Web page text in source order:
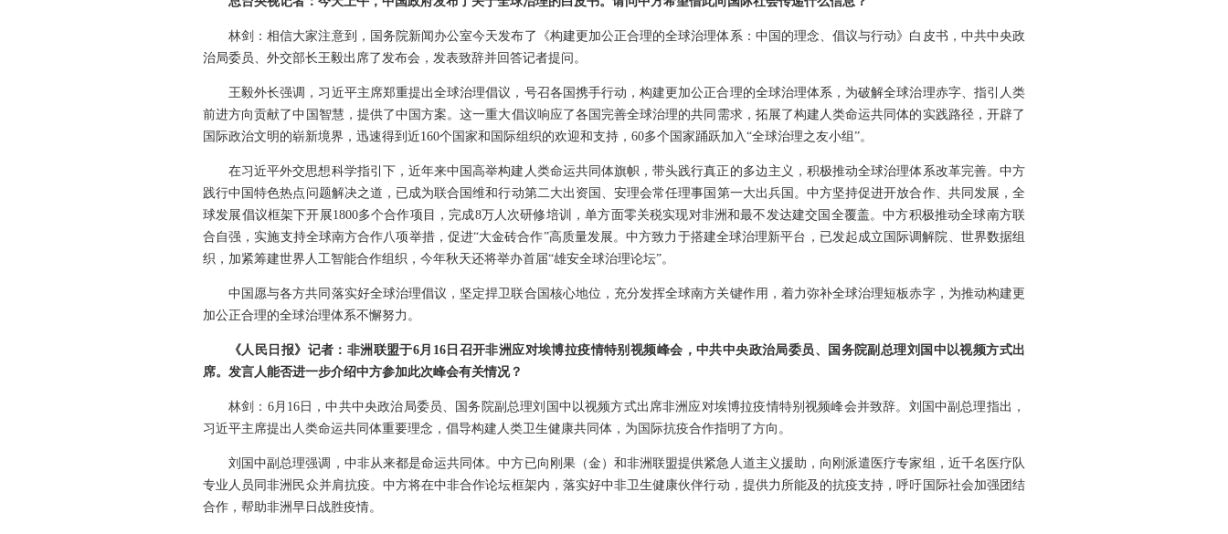
林剑：相信大家注意到，国务院新闻办公室今天发布了《构建更加公正合理的全球治理体系：中国的理念、倡议与行动》白皮书，中共中央政
治局委员、外交部长王毅出席了发布会，发表致辞并回答记者提问。
王毅外长强调，习近平主席郑重提出全球治理倡议，号召各国携手行动，构建更加公正合理的全球治理体系，为破解全球治理赤字、指引人类
前进方向贡献了中国智慧，提供了中国方案。这一重大倡议响应了各国完善全球治理的共同需求，拓展了构建人类命运共同体的实践路径，开辟了
国际政治文明的崭新境界，迅速得到近160个国家和国际组织的欢迎和支持，60多个国家踊跃加入“全球治理之友小组”。
在习近平外交思想科学指引下，近年来中国高举构建人类命运共同体旗帜，带头践行真正的多边主义，积极推动全球治理体系改革完善。中方
践行中国特色热点问题解决之道，已成为联合国维和行动第二大出资国、安理会常任理事国第一大出兵国。中方坚持促进开放合作、共同发展，全
球发展倡议框架下开展1800多个合作项目，完成8万人次研修培训，单方面零关税实现对非洲和最不发达建交国全覆盖。中方积极推动全球南方联
合自强，实施支持全球南方合作八项举措，促进“大金砖合作”高质量发展。中方致力于搭建全球治理新平台，已发起成立国际调解院、世界数据组
织，加紧筹建世界人工智能合作组织，今年秋天还将举办首届“雄安全球治理论坛”。
中国愿与各方共同落实好全球治理倡议，坚定捍卫联合国核心地位，充分发挥全球南方关键作用，着力弥补全球治理短板赤字，为推动构建更
加公正合理的全球治理体系不懈努力。
《人民日报》记者：非洲联盟于6月16日召开非洲应对埃博拉疫情特别视频峰会，中共中央政治局委员、国务院副总理刘国中以视频方式出
席。发言人能否进一步介绍中方参加此次峰会有关情况？
林剑：6月16日，中共中央政治局委员、国务院副总理刘国中以视频方式出席非洲应对埃博拉疫情特别视频峰会并致辞。刘国中副总理指出，
习近平主席提出人类命运共同体重要理念，倡导构建人类卫生健康共同体，为国际抗疫合作指明了方向。
刘国中副总理强调，中非从来都是命运共同体。中方已向刚果（金）和非洲联盟提供紧急人道主义援助，向刚派遣医疗专家组，近千名医疗队
专业人员同非洲民众并肩抗疫。中方将在中非合作论坛框架内，落实好中非卫生健康伙伴行动，提供力所能及的抗疫支持，呼吁国际社会加强团结
合作，帮助非洲早日战胜疫情。